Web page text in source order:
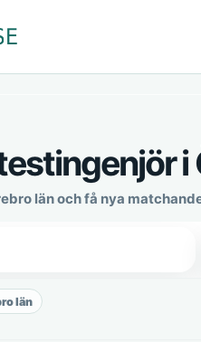
i
län och få nya
län